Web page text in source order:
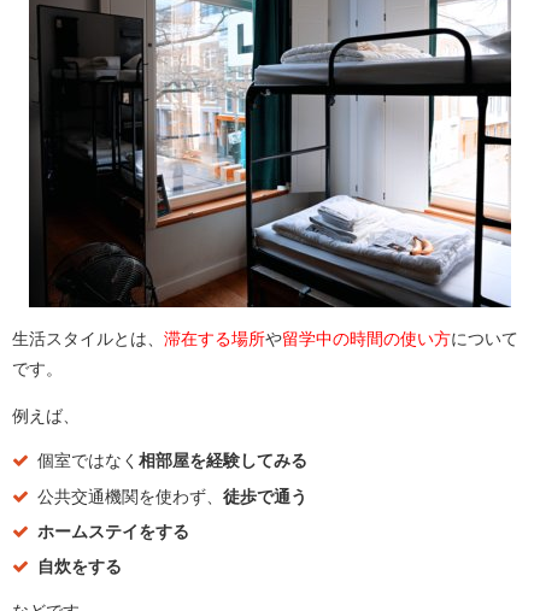
生活スタイルとは、 滞在する場所や留学中の時間の使い方について
です。
例えば、
個室ではなく 相部屋を経験してみる
公共交通機関を使わず、 徒歩で通う
ホームステイをする
自炊をする